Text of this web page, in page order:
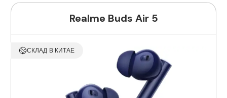
Realme Buds Air 5
СКЛАД В КИТАЕ